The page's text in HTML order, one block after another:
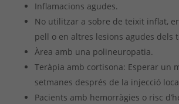
Inflamacions agudes.
No utilitzar a sobre de teixit inflat,
pell o en altres lesions agudes dels
Àrea amb una polineuropatia.
Teràpia amb cortisona: Esperar un
setmanes després de la injecció
Pacients amb hemorràgies o risc